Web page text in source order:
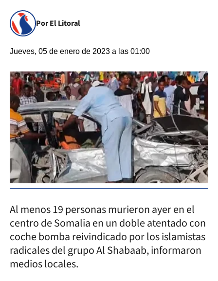
Por El Litoral
Jueves, 05 de enero de 2023 a las 01:00
Al menos 19 personas murieron ayer en el
centro de Somalia en un doble atentado con
coche bomba reivindicado por los islamistas
radicales del grupo Al Shabaab, informaron
medios locales.